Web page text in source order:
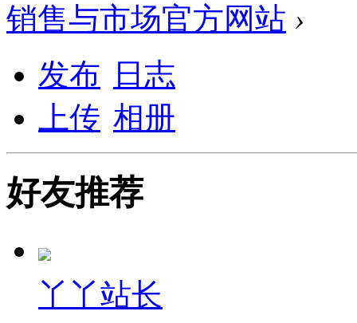
销售与市场官方网站 ›
发布
日志
上传 相册
好友推荐
丫丫站长